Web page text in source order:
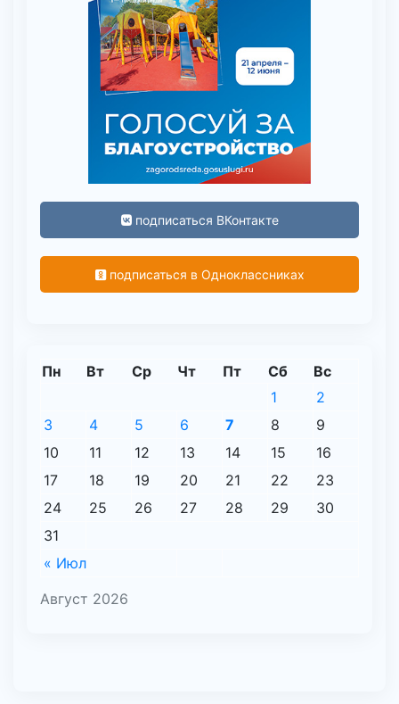
подписаться ВКонтакте
подписаться в Одноклассниках
Август 2026
Пн Вт Ср Чт Пт Сб Вс
« Июл
1
2
3
4 5 6 7 8
9
10
11 12 13 14 15
16
17
18 19 20 21 22
23
24
25 26 27 28 29
30
31